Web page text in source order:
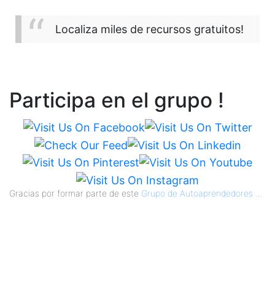
Localiza miles de recursos gratuitos!
Participa en el grupo !
Gracias por formar parte de este Grupo de Autoaprendedores